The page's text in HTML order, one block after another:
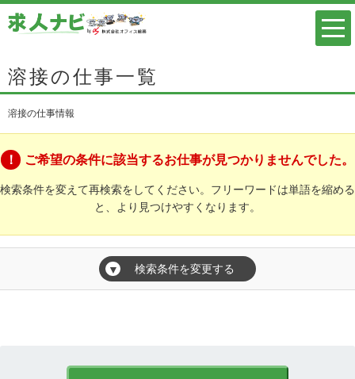
溶接の仕事一覧
溶接の仕事情報
ご希望の条件に該当するお仕事が見つかりませんでした。
検索条件を変えて再検索をしてください。フリーワードは単語を縮める
と、より見つけやすくなります。
▼ 検索条件を変更する